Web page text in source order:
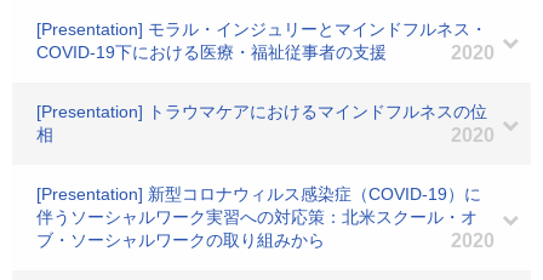
[Presentation] モラル・インジュリーとマインドフルネス・
COVID-19下における医療・福祉従事者の支援
2020
[Presentation] トラウマケアにおけるマインドフルネスの位
相
2020
[Presentation] 新型コロナウィルス感染症（COVID-19）に
伴うソーシャルワーク実習への対応策：北米スクール・オ
ブ・ソーシャルワークの取り組みから
2020